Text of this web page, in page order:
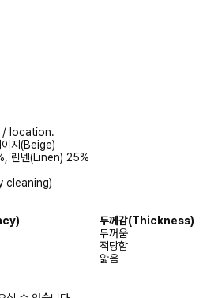
/ location.
지(Beige)
린넨(Linen) 25%
cleaning)
두께감(Thickness)
두꺼움
적당함
얇음